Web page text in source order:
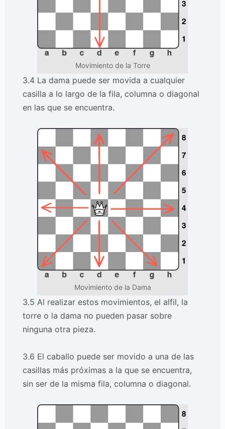
Movimiento de la Torre
3.4 La dama puede ser movida a cualquier
casilla a lo largo de la fila, columna o diagonal
en las que se encuentra.
Movimiento de la Dama
3.5 Al realizar estos movimientos, el alfil, la
torre o la dama no pueden pasar sobre
ninguna otra pieza.
3.6 El caballo puede ser movido a una de las
casillas más próximas a la que se encuentra,
sin ser de la misma fila, columna o diagonal.